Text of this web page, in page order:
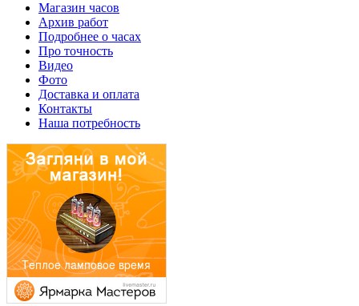
Магазин часов
Архив работ
Подробнее о часах
Про точность
Видео
Фото
Доставка и оплата
Контакты
Наша потребность